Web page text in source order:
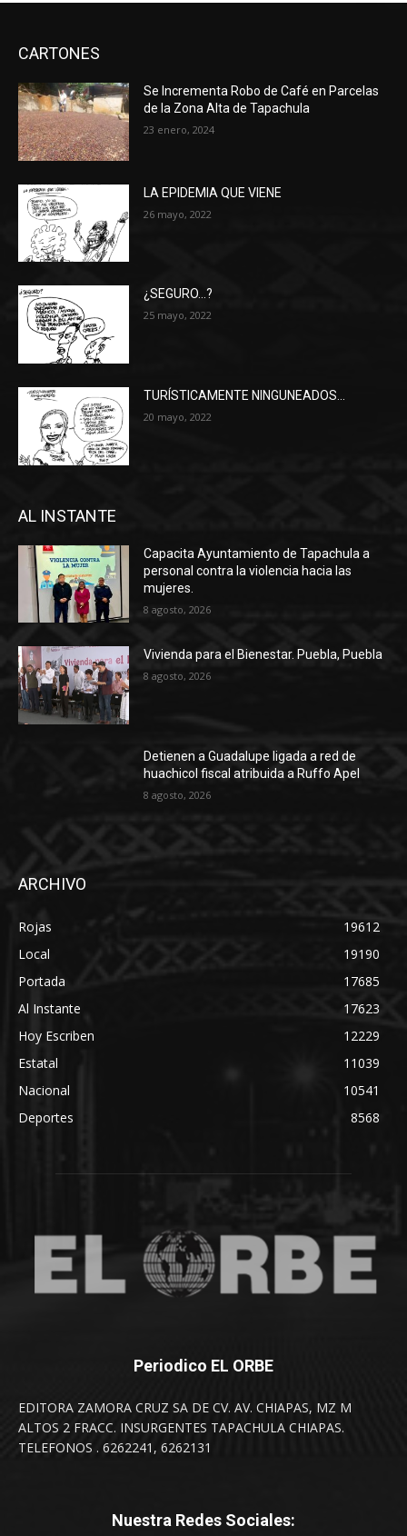
CARTONES
Se Incrementa Robo de Café en Parcelas
de la Zona Alta de Tapachula
23 enero, 2024
LA EPIDEMIA QUE VIENE
26 mayo, 2022
¿SEGURO…?
25 mayo, 2022
TURÍSTICAMENTE NINGUNEADOS…
20 mayo, 2022
AL INSTANTE
Capacita Ayuntamiento de Tapachula a
personal contra la violencia hacia las
mujeres.
8 agosto, 2026
Vivienda para el Bienestar. Puebla, Puebla
8 agosto, 2026
Detienen a Guadalupe ligada a red de
huachicol fiscal atribuida a Ruffo Apel
8 agosto, 2026
ARCHIVO
Rojas
19612
Local
19190
Portada
17685
Al Instante
17623
Hoy Escriben
12229
Estatal
11039
Nacional
10541
Deportes
8568
Periodico EL ORBE
EDITORA ZAMORA CRUZ SA DE CV. AV. CHIAPAS, MZ M
ALTOS 2 FRACC. INSURGENTES TAPACHULA CHIAPAS.
TELEFONOS . 6262241, 6262131
Nuestra Redes Sociales: